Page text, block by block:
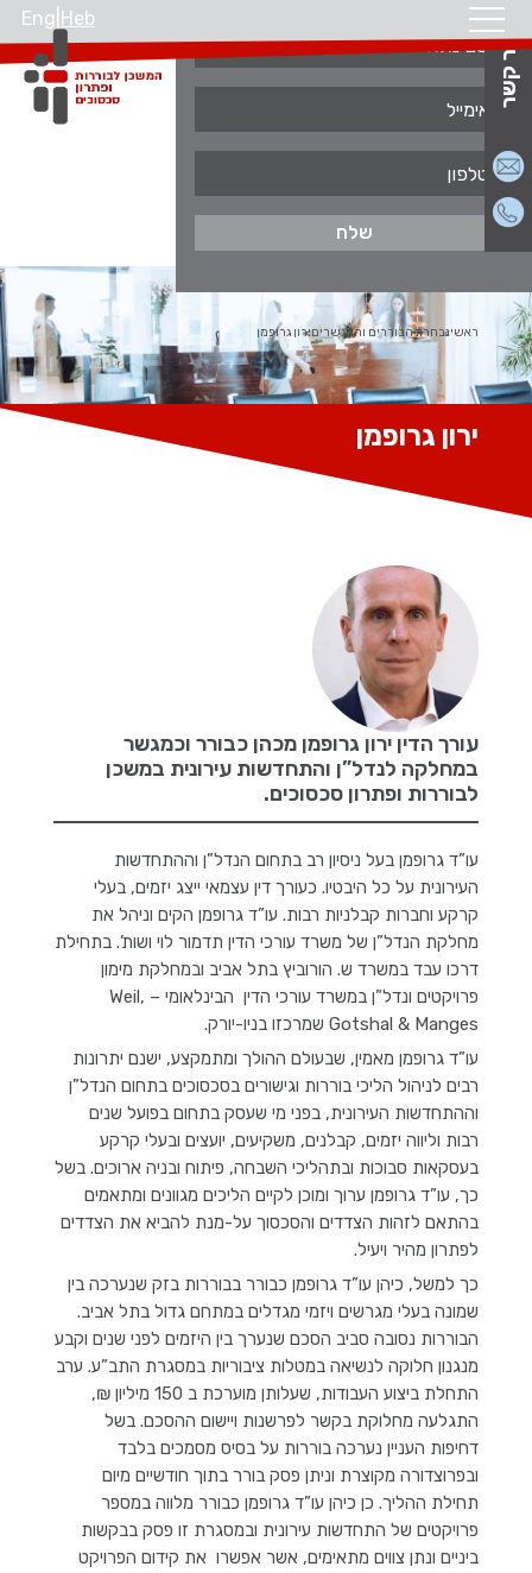
Heb
Eng
צור קשר
ראשינבחרת הבוררים והמגשריםירון גרופמן
ירון גרופמן
עורך הדין ירון גרופמן מכהן כבורר וכמגשר
במחלקה לנדל”ן והתחדשות עירונית במשכן
לבוררות ופתרון סכסוכים.
עו”ד גרופמן בעל ניסיון רב בתחום הנדל”ן וההתחדשות
העירונית על כל היבטיו. כעורך דין עצמאי ייצג יזמים, בעלי
קרקע וחברות קבלניות רבות. עו”ד גרופמן הקים וניהל את
מחלקת הנדל”ן של משרד עורכי הדין תדמור לוי ושות’. בתחילת
דרכו עבד במשרד ש. הורוביץ בתל אביב ובמחלקת מימון
פרויקטים ונדל”ן במשרד עורכי הדין הבינלאומי – Weil,
Gotshal & Manges שמרכזו בניו-יורק.
עו”ד גרופמן מאמין, שבעולם ההולך ומתמקצע, ישנם יתרונות
רבים לניהול הליכי בוררות וגישורים בסכסוכים בתחום הנדל”ן
וההתחדשות העירונית, בפני מי שעסק בתחום בפועל שנים
רבות וליווה יזמים, קבלנים, משקיעים, יועצים ובעלי קרקע
בעסקאות סבוכות ובתהליכי השבחה, פיתוח ובניה ארוכים. בשל
כך, עו”ד גרופמן ערוך ומוכן לקיים הליכים מגוונים ומתאמים
בהתאם לזהות הצדדים והסכסוך על-מנת להביא את הצדדים
לפתרון מהיר ויעיל.
כך למשל, כיהן עו”ד גרופמן כבורר בבוררות בזק שנערכה בין
שמונה בעלי מגרשים ויזמי מגדלים במתחם גדול בתל אביב.
הבוררות נסובה סביב הסכם שנערך בין היזמים לפני שנים וקבע
מנגנון חלוקה לנשיאה במטלות ציבוריות במסגרת התב”ע. ערב
התחלת ביצוע העבודות, שעלותן מוערכת ב 150 מיליון ₪,
התגלעה מחלוקת בקשר לפרשנות ויישום ההסכם. בשל
דחיפות העניין נערכה בוררות על בסיס מסמכים בלבד
ובפרוצדורה מקוצרת וניתן פסק בורר בתוך חודשיים מיום
תחילת ההליך. כן כיהן עו”ד גרופמן כבורר מלווה במספר
פרויקטים של התחדשות עירונית ובמסגרת זו פסק בבקשות
ביניים ונתן צווים מתאימים, אשר אפשרו את קידום הפרויקט